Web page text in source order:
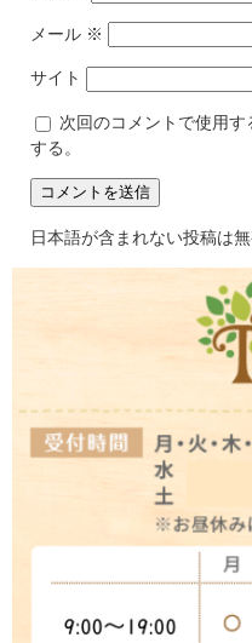
メール ※
サイト
次回のコメントで使用
する。
日本語が含まれない投稿は